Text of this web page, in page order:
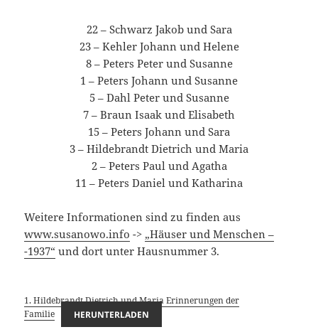
22 – Schwarz Jakob und Sara
23 – Kehler Johann und Helene
8 – Peters Peter und Susanne
1 – Peters Johann und Susanne
5 – Dahl Peter und Susanne
7 – Braun Isaak und Elisabeth
15 – Peters Johann und Sara
3 – Hildebrandt Dietrich und Maria
2 – Peters Paul und Agatha
11 – Peters Daniel und Katharina
Weitere Informationen sind zu finden aus
www.susanowo.info -> „Häuser und Menschen –
-1937“ und dort unter Hausnummer 3.
1. Hildebrandt Dietrich und Maria Erinnerungen der
Familie
HERUNTERLADEN